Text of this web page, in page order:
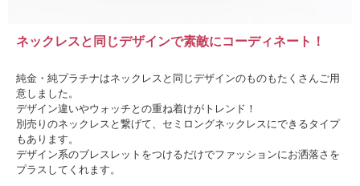
ネックレスと同じデザインで素敵にコーディネート！
純金・純プラチナはネックレスと同じデザインのものもたくさんご用
意しました。
デザイン違いやウォッチとの重ね着けがトレンド！
別売りのネックレスと繋げて、セミロングネックレスにできるタイプ
もあります。
デザイン系のブレスレットをつけるだけでファッションにお洒落さを
プラスしてくれます。